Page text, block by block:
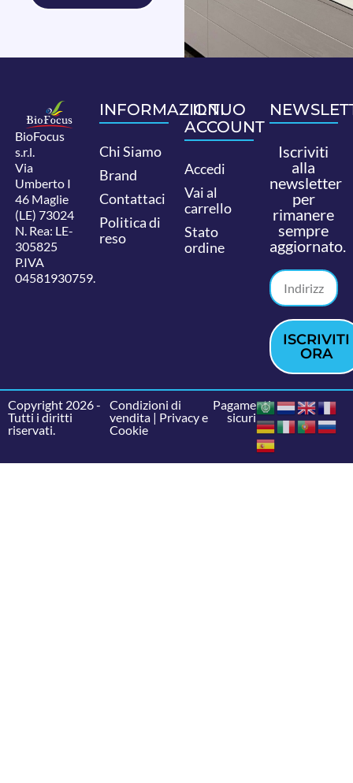
BioFocus
s.r.l.
Via
Umberto I
46 Maglie
(LE) 73024
N. Rea: LE-
305825
P.IVA
04581930759.
INFORMAZIONI
Chi Siamo
Brand
Contattaci
Politica di
reso
IL TUO
ACCOUNT
Accedi
Vai al
carrello
Stato
ordine
Iscriviti
alla
newsletter
per
rimanere
sempre
aggiornato.
ISCRIVITI
ORA
Copyright 2026 -
Tutti i diritti
riservati.
Condizioni di
vendita| Privacy e
Cookie
Pagamenti
sicuri